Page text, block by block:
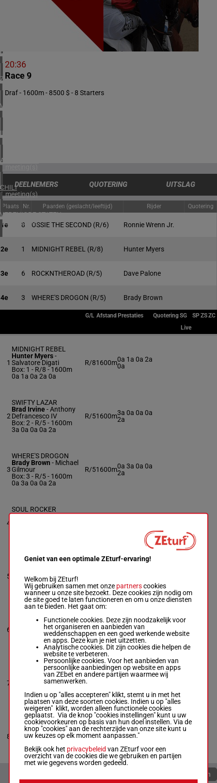
DENEMARKEN
1 meeting(s)
ZUID-AFRIKA
1 meeting(s)
VERENIGDE ARABISCHE EMIRATEN
1 meeting(s)
IERLAND
1 meeting(s)
ARGENTINIË
1 meeting(s)
CHILI
1 meeting(s)
VERENIGDE STATEN
4 meeting(s)
20:36
Race 9
Draf - 1600m - 8500 $ - 8 Starters
DEELNEMERS QUOTERING UITSLAG
Plaats Nr. Paarden (geslacht/leeftijd) Rijder Quotering
1e 8 OSSIE THE SECOND (R/6) Ronnie Wrenn Jr.
2e 1 MIDNIGHT REBEL (R/8) Hunter Myers
3e 6 ROCKNTHEROAD (R/5) Dave Palone
4e 3 WHERE'S DROGON (R/5) Brady Brown
G/L Afstand Prestaties QuoteringSG SPZSZC
Live
1
MIDNIGHT REBEL
Hunter Myers-
Salvatore Digati
Box: 1 - R/8 - 1600m
0a 1a 0a 2a 0a
R/81600m0a 1a 0a 2a
0a
2
SWIFTY LAZAR
Brad Irvine-Anthony
Defrancesco IV
Box: 2 - R/5 - 1600m
3a 0a 0a 0a 2a
R/51600m3a 0a 0a 0a
2a
3
WHERE'S DROGON
Brady Brown - Michael
Gilmour
Box: 3 - R/5 - 1600m
0a 3a 0a 0a 2a
R/51600m0a 3a 0a 0a
2a
4
SOUL ROCKER
Jeremy Indof-Jason
5
U GOING
Paver
Box: 5 -R/6 - 1600m
0a 0a 0a 0a 0a
6
ROCKNTHEROAD
Dave Palone-Ron
R/5 - 1600m
3a 0a 0a 2a 3a
R/51600m3a 0a 0a 2a
3a
7
Aaron Merriman-Bill
0a 0a 0a (24) 1a 3a
R/4
0a 0a 0a
8
OSSIE THE SECOND
Ronnie Wrenn Jr.-
Brandon Presto
1a 2a 3a 3a 2a
R/61600m1a 2a 3a 3a
2a
Quoteringen verversen
Geniet van een optimale ZEturf-ervaring!
Welkom bij ZEturf!
Wij gebruiken samen met onze partnerscookies
wanneer u onze site bezoekt. Deze cookies zijn nodig om
de site goed te laten functioneren en om u onze diensten
aan te bieden. Het gaat om:
Functionele cookies. Deze zijn noodzakelijk voor
het organiseren en aanbieden van
weddenschappen en een goed werkende website
en apps. Deze kun je niet uitzetten.
Analytische cookies. Dit zijn cookies die helpen de
website te verbeteren.
Persoonlijke cookies. Voor het aanbieden van
persoonlijke aanbiedingen op website en apps
van ZEbet en andere partijen waarmee wij
samenwerken.
Indien u op "alles accepteren" klikt, stemt u in met het
plaatsen van deze soorten cookies. Indien u op "alles
weigeren" klikt, worden alleen functionele cookies
geplaatst. Via de knop "cookies instellingen" kunt u uw
cookievoorkeuren op basis van hun doel instellen. Via de
knop "cookies" aan de rechterzijde van onze site kunt u
uw keuzes op elk moment aanpassen."
Bekijk ook het privacybeleid van ZEturf voor een
overzicht van de cookies die we gebruiken en partijen
met wie gegevens worden gedeeld.